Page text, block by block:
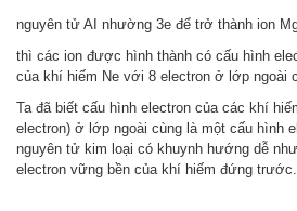
nguyên tử AI nhường 3e để trở thành ion
thì các ion được hình thành có cấu hình
của khí hiếm Ne với 8 electron ở lớp ngoài
Ta đã biết cấu hình electron của các khí
electron) ở lớp ngoài cùng là một cấu hình
nguyên tử kim loại có khuynh hướng dễ
electron vững bền của khí hiếm đứng trước.